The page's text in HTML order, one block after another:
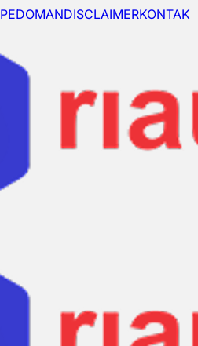
PEDOMANDISCLAIMERKONTAK